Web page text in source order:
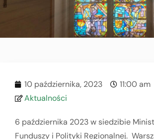
10 października, 2023
11:00 am
Aktualności
6 października 2023 w siedzibie
Funduszy i Polityki Regionalnej.